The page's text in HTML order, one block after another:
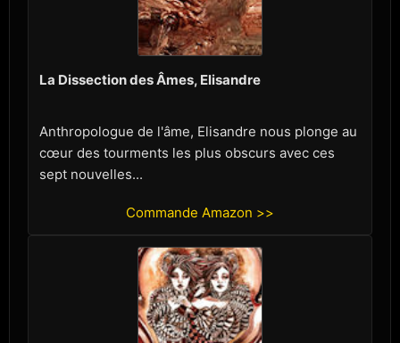
La Dissection des Âmes, Elisandre
Anthropologue de l'âme, Elisandre nous plonge au
cœur des tourments les plus obscurs avec ces
sept nouvelles...
Commande Amazon >>